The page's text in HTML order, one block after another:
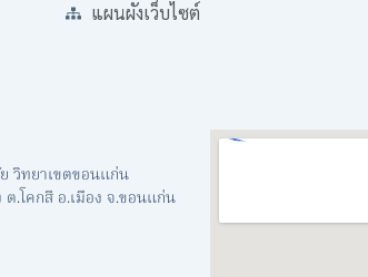
แผนผังเว็บไซต์
วิทยาเขตขอนแก่น
.โคกสี อ.เมือง จ.ขอนแก่น